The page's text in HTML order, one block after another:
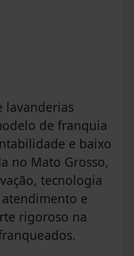
lavanderias
de franquia
e baixo
no Mato Grosso,
tecnologia
e
rigoroso na